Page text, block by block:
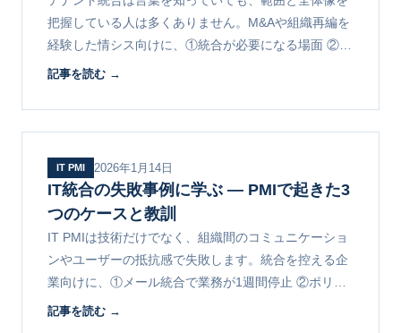
把握している人は多くありません。M&Aや組織再編を
経験した情シス向けに、①統合が必要になる場面 ②対
象となるデータと設定の範囲 ③プロジェクトの流れと
記事を読む →
IT PMI 2026年1月14日
IT統合の失敗事例に学ぶ ― PMIで起きた3
つのケースと教訓
IT PMIは技術だけでなく、組織間のコミュニケーショ
ンやユーザーの抵抗感で失敗します。統合を控える企
業向けに、①メール統合で業務が1週間停止 ②ポリシ
ー統一への猛反発 ③SaaS整理でのデータ消失の3事例
記事を読む →